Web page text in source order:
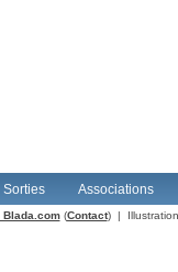
Sorties Associations
Blada.com(Contact) |